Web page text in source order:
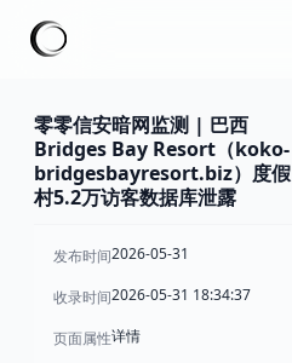
零零信安暗网监测 | 巴西
Bridges Bay Resort（koko-
bridgesbayresort.biz）度假
村5.2万访客数据库泄露
发布时间2026-05-31
收录时间2026-05-31 18:34:37
页面属性详情